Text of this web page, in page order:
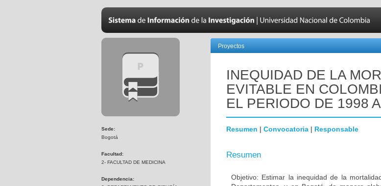
Sede:
Bogotá
Facultad:
2- FACULTAD DE MEDICINA
Dependencia:
Proyectos
INEQUIDAD DE LA
EVITABLE EN
EL PERIODO DE 1998
Resumen | Convocatoria | Responsable
Resumen
Objetivo: Estimar la inequidad de la